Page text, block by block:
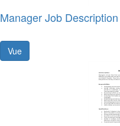
Manager Job Description
Vue